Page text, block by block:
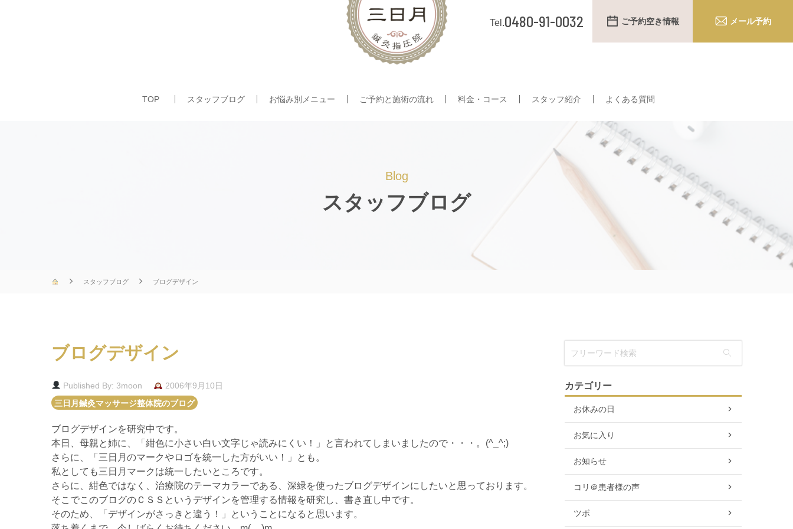
TOP スタッフブログ お悩み別メニュー ご予約と施術の流れ 料金・コース スタッフ紹介 よくある質問
0480-91-0032 ご予約空き情報 メール予約
Blog
スタッフブログ
スタッフブログ ブログデザイン
ブログデザイン
Published By: 3moon 2006年9月10日
三日月鍼灸マッサージ整体院のブログ
ブログデザインを研究中です。
本日、母親と姉に、「紺色に小さい白い文字じゃ読みにくい！」と言われてしまいましたので・・・。(^_^;)
さらに、「三日月のマークやロゴを統一した方がいい！」とも。
私としても三日月マークは統一したいところです。
さらに、紺色ではなく、治療院のテーマカラーである、深緑を使ったブログデザインにしたいと思っております。
そこでこのブログのＣＳＳというデザインを管理する情報を研究し、書き直し中です。
そのため、「デザインがさっきと違う！」ということになると思います。
カテゴリー
お休みの日
お気に入り
お知らせ
コリ＠患者様の声
ツボ